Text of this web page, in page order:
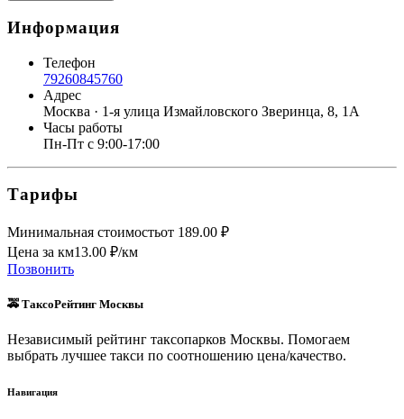
Информация
Телефон
79260845760
Адрес
Москва · 1-я улица Измайловского Зверинца, 8, 1А
Часы работы
Пн-Пт с 9:00-17:00
Тарифы
Минимальная стоимостьот 189.00 ₽
Цена за км13.00 ₽/км
Позвонить
🚕 ТаксоРейтинг Москвы
Независимый рейтинг таксопарков Москвы. Помогаем
выбрать лучшее такси по соотношению цена/качество.
Навигация